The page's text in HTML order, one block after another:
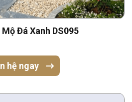
Đá Xanh DS095
hệ ngay